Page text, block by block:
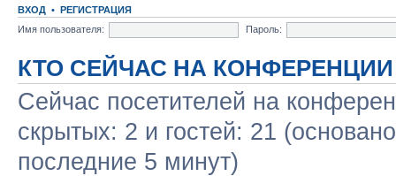
ВХОД • РЕГИСТРАЦИЯ
Имя пользователя:
Пароль:
КТО СЕЙЧАС НА КОНФЕРЕНЦИИ
Сейчас посетителей на
скрытых: 2 и гостей: 21
последние 5 минут)